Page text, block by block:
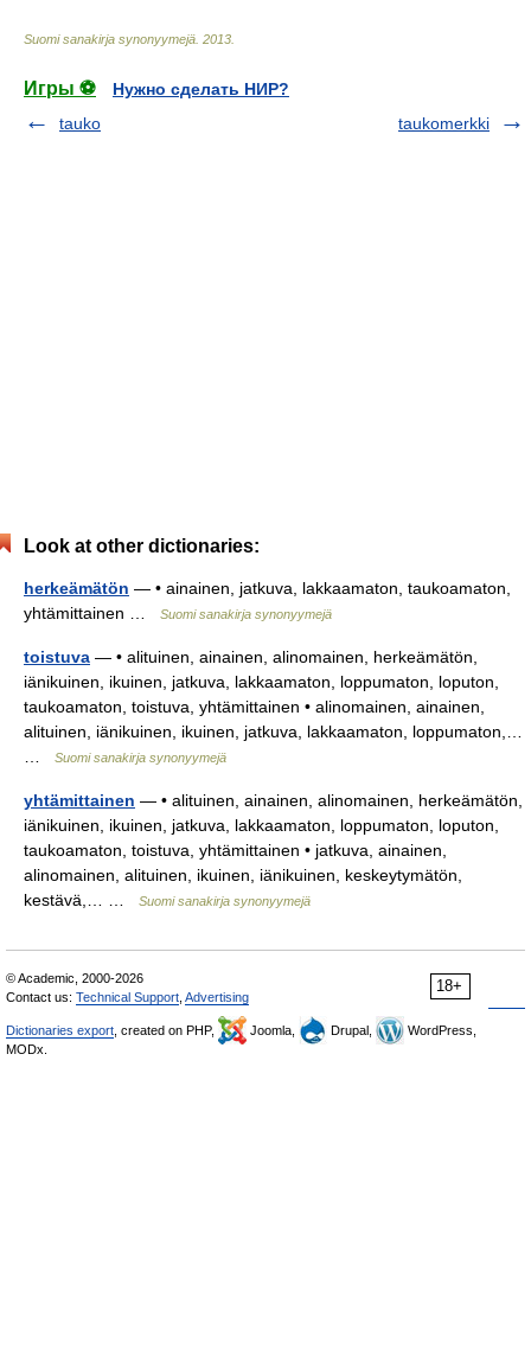
Suomi sanakirja synonyymejä 2013
Игры ⚽
Нужно сделать НИР?
tauko
taukomerkki
Look at other dictionaries:
herkeämätön — • ainainen, jatkuva, lakkaamaton, taukoamaton,
yhtämittainen …
Suomi sanakirja synonyymejä
toistuva — • alituinen, ainainen, alinomainen, herkeämätön,
iänikuinen, ikuinen, jatkuva, lakkaamaton, loppumaton, loputon,
taukoamaton, toistuva, yhtämittainen • alinomainen, ainainen,
alituinen, iänikuinen, ikuinen, jatkuva, lakkaamaton, loppumaton,…
Suomi sanakirja synonyymejä
yhtämittainen — • alituinen, ainainen, alinomainen, herkeämätön,
iänikuinen, ikuinen, jatkuva, lakkaamaton, loppumaton, loputon,
taukoamaton, toistuva, yhtämittainen • jatkuva, ainainen,
alinomainen, alituinen, ikuinen, iänikuinen, keskeytymätön,
kestävä,… …
Suomi sanakirja synonyymejä
18+
© Academic, 2000-2026
Contact us: Technical Support Advertising
Dictionaries export , created on PHP, Joomla, Drupal,
WordPress,
MODx.